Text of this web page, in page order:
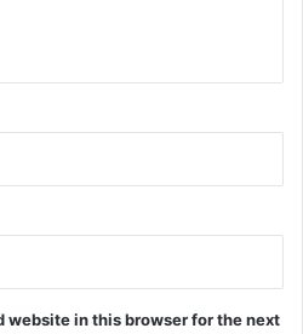
website in this browser for the next